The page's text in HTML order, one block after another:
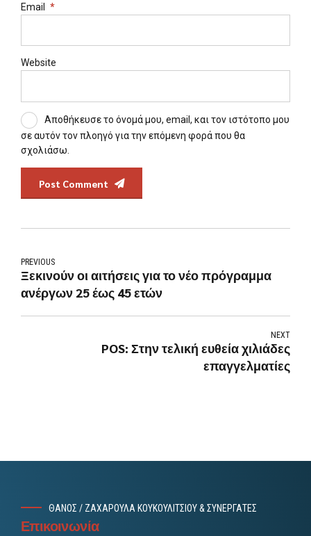
Email *
Website
Αποθήκευσε το όνομά μου, email, και τον ιστότοπο μου
σε αυτόν τον πλοηγό για την επόμενη φορά που θα
σχολιάσω.
Post Comment
PREVIOUS
Ξεκινούν οι αιτήσεις για το νέο πρόγραμμα
ανέργων 25 έως 45 ετών
NEXT
POS: Στην τελική ευθεία χιλιάδες
επαγγελματίες
ΘΑΝΟΣ / ΖΑΧΑΡΟΥΛΑ ΚΟΥΚΟΥΛΙΤΣΙΟΥ & ΣΥΝΕΡΓΑΤΕΣ
Επικοινωνία